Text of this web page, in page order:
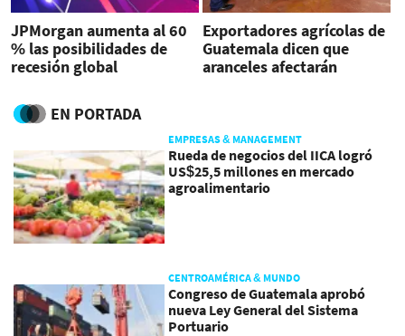
JPMorgan aumenta al 60
% las posibilidades de
recesión global
Exportadores agrícolas de
Guatemala dicen que
aranceles afectarán
EN PORTADA
EMPRESAS & MANAGEMENT
Rueda de negocios del IICA logró
US$25,5 millones en mercado
agroalimentario
CENTROAMÉRICA & MUNDO
Congreso de Guatemala aprobó
nueva Ley General del Sistema
Portuario